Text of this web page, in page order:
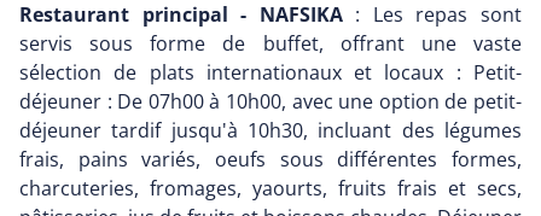
Restaurant principal - NAFSIKA: Les repas sont
servis sous forme de buffet, offrant une vaste
sélection de plats internationaux et locaux : Petit-
déjeuner : De 07h00 à 10h00, avec une option de petit-
déjeuner tardif jusqu'à 10h30, incluant des légumes
frais, pains variés, oeufs sous différentes formes,
charcuteries, fromages, yaourts, fruits frais et secs,